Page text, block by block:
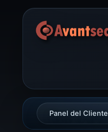
Panel del Cliente